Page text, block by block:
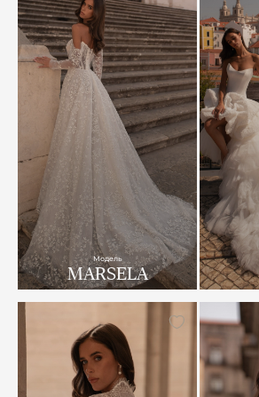
Модель
MARSELA